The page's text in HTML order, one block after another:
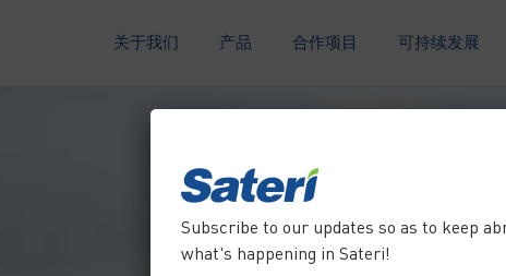
关于我们 产品 合作项目 可持续发展
Subscribe to our updates so as to keep
what's happening in Sateri!